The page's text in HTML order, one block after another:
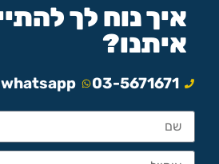
איך נוח לך
איתנו?
03-5671671
whatsapp